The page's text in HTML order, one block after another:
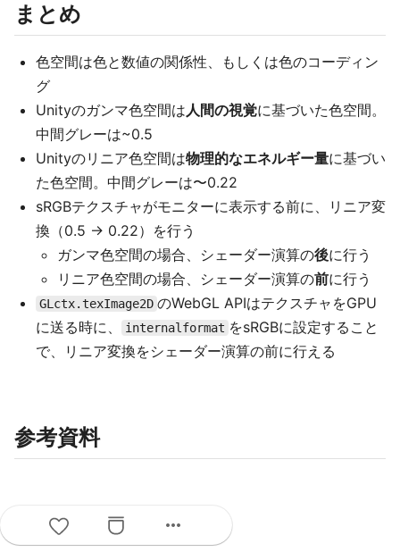
まとめ
色空間は色と数値の関係性、もしくは色のコーディン
グ
Unityのガンマ色空間は人間の視覚に基づいた色空間。
中間グレーは~0.5
Unityのリニア色空間は物理的なエネルギー量に基づい
た色空間。中間グレーは〜0.22
sRGBテクスチャがモニターに表示する前に、リニア変
換（0.5 -> 0.22）を行う
ガンマ色空間の場合、シェーダー演算の後に行う
リニア色空間の場合、シェーダー演算の前に行う
GLctx.texImage2D のWebGL APIはテクスチャをGPU
に送る時に、
internalformat をsRGBに設定すること
で、リニア変換をシェーダー演算の前に行える
参考資料
more_horiz